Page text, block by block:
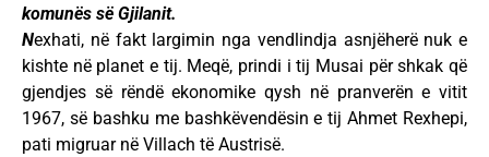
komunës së Gjilanit.
Nexhati, në fakt largimin nga vendlindja asnjëherë nuk e
kishte në planet e tij. Meqë, prindi i tij Musai për shkak që
gjendjes së rëndë ekonomike qysh në pranverën e vitit
1967, së bashku me bashkëvendësin e tij Ahmet Rexhepi,
pati migruar në Villach të Austrisë.